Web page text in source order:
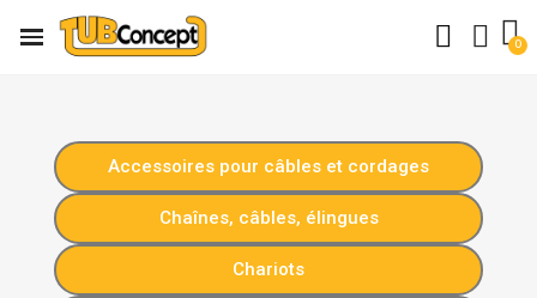
Accessoires pour câbles et cordages
Chaînes, câbles, élingues
Chariots